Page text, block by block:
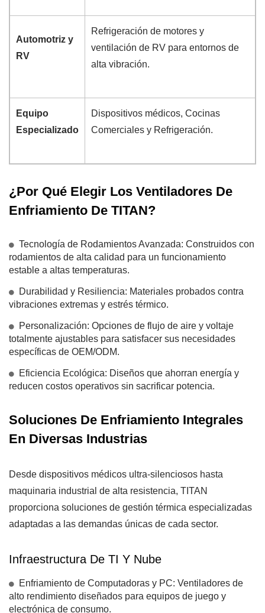
Automotriz y
RV
Refrigeración de motores y
ventilación de RV para entornos de
alta vibración.
Equipo
Especializado
Dispositivos médicos, Cocinas
Comerciales y Refrigeración.
¿Por Qué Elegir Los Ventiladores De
Enfriamiento De TITAN?
Tecnología de Rodamientos Avanzada: Construidos con
rodamientos de alta calidad para un funcionamiento
estable a altas temperaturas.
Durabilidad y Resiliencia: Materiales probados contra
vibraciones extremas y estrés térmico.
Personalización: Opciones de flujo de aire y voltaje
totalmente ajustables para satisfacer sus necesidades
específicas de OEM/ODM.
Eficiencia Ecológica: Diseños que ahorran energía y
reducen costos operativos sin sacrificar potencia.
Soluciones De Enfriamiento Integrales
En Diversas Industrias
Desde dispositivos médicos ultra-silenciosos hasta
maquinaria industrial de alta resistencia, TITAN
proporciona soluciones de gestión térmica especializadas
adaptadas a las demandas únicas de cada sector.
Infraestructura De TI Y Nube
Enfriamiento de Computadoras y PC: Ventiladores de
alto rendimiento diseñados para equipos de juego y
electrónica de consumo.